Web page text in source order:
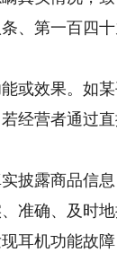
、第一百四
效果。如某
经营者通过
露商品信息
准确、及时
耳机功能故